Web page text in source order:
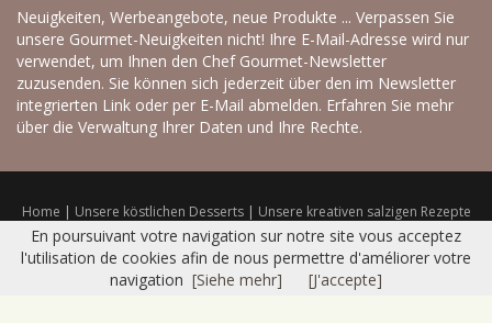
Neuigkeiten, Werbeangebote, neue Produkte ... Verpassen Sie
unsere Gourmet-Neuigkeiten nicht! Ihre E-Mail-Adresse wird nur
verwendet, um Ihnen den Chef Gourmet-Newsletter
zuzusenden. Sie können sich jederzeit über den im Newsletter
integrierten Link oder per E-Mail abmelden. Erfahren Sie mehr
über die Verwaltung Ihrer Daten und Ihre Rechte.
Home | Unsere köstlichen Desserts | Unsere kreativen salzigen Rezepte
|Trockenprodukte|Frisches Sortiment| Katalog|Kontakt |Sitemap
Nutzungsbedingungen
© 2016 CHEF GOURMET - Réalisation Bexter
En poursuivant votre navigation sur notre site vous acceptez
l'utilisation de cookies afin de nous permettre d'améliorer votre
navigation [Siehe mehr] [J'accepte]